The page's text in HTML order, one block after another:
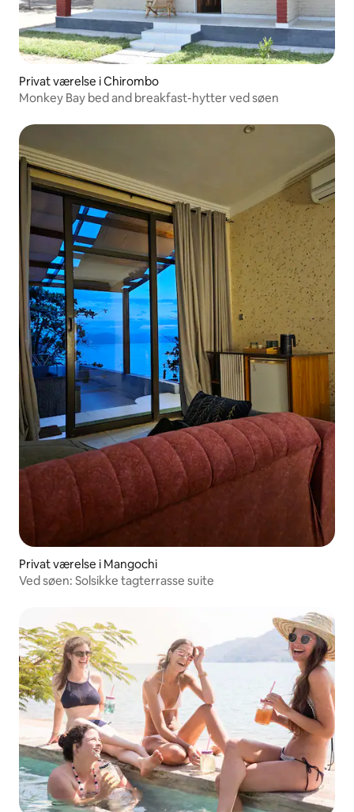
Privat værelse i Chirombo
Monkey Bay bed and breakfast-hytter ved søen
Privat værelse i Mangochi
Ved søen: Solsikke tagterrasse suite